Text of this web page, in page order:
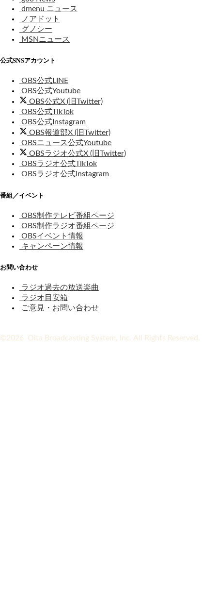
dmenu ニュース
ノアドット
グノシー
MSNニュース
公式SNSアカウント
OBS公式LINE
OBS公式Youtube
OBS公式X (旧Twitter)
OBS公式TikTok
OBS公式Instagram
OBS報道部X (旧Twitter)
OBSニュース公式Youtube
OBSラジオ公式X (旧Twitter)
OBSラジオ公式TikTok
OBSラジオ公式Instagram
番組／イベント
OBS制作テレビ番組ページ
OBS制作ラジオ番組ページ
OBSイベント情報
キャンペーン情報
お問い合わせ
ラジオ過去の放送楽曲
ラジオ目安箱
ご意見・お問い合わせ
©2026 Oita Broadcasting System, Inc. All Rights Reserved.